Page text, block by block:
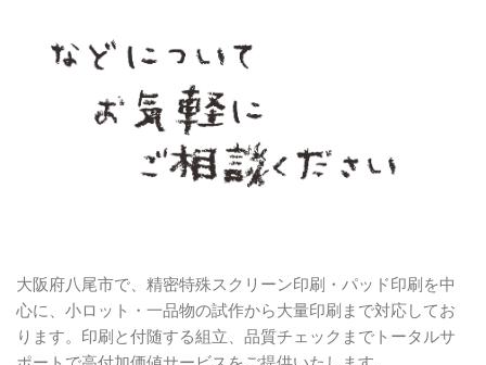
大阪府八尾市で、精密特殊スクリーン印刷・パッド印刷を中
心に、小ロット・一品物の試作から大量印刷まで対応してお
ります。印刷と付随する組立、品質チェックまでトータルサ